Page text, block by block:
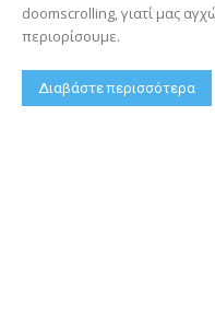
doomscrolling, γιατί μας
περιορίσουμε.
Διαβάστε περισσότερα